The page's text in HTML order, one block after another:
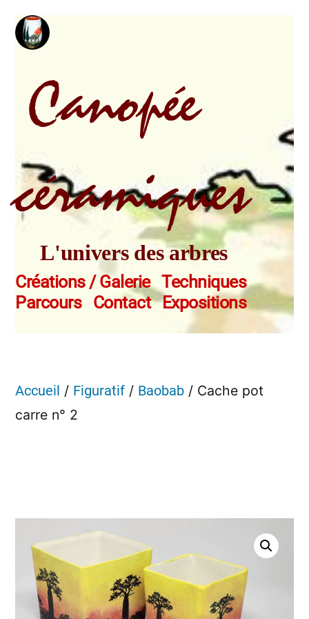
Aller
au
Canopée
céramiques
L'univers des arbres
Créations / Galerie Techniques
Parcours
Contact Expositions
Accueil / Figuratif / Baobab / Cache pot
carre n° 2